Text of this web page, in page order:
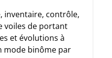
inventaire, contrôle,
voiles de portant
et évolutions à
mode binôme par